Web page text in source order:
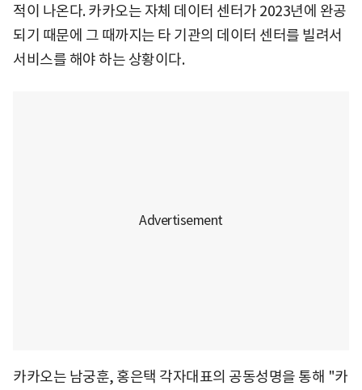
적이 나온다. 카카오는 자체 데이터 센터가 2023년에 완공
되기 때문에 그 때까지는 타 기관의 데이터 센터를 빌려서
서비스를 해야 하는 상황이다.
카카오는 남궁훈, 홍은택 각자대표의 공동성명을 통해 "카